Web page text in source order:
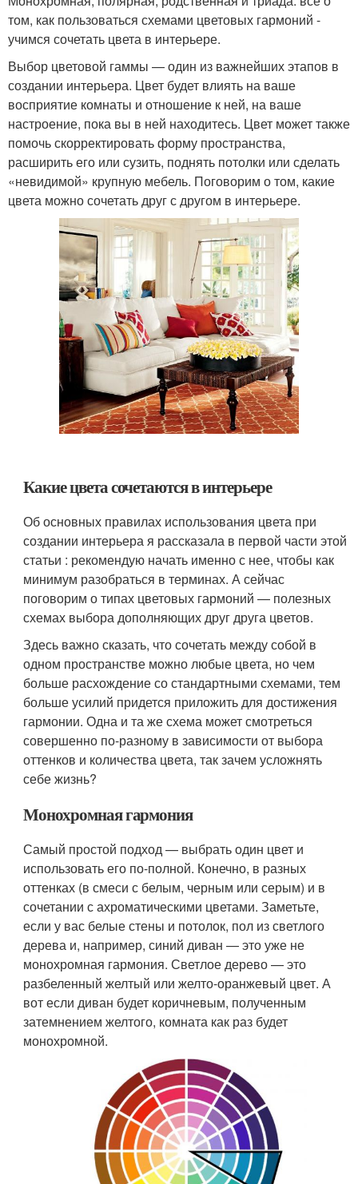
том, как пользоваться схемами цветовых гармоний -
учимся сочетать цвета в интерьере.
Выбор цветовой гаммы — один из важнейших этапов в
создании интерьера. Цвет будет влиять на ваше
восприятие комнаты и отношение к ней, на ваше
настроение, пока вы в ней находитесь. Цвет может также
помочь скорректировать форму пространства,
расширить его или сузить, поднять потолки или сделать
«невидимой» крупную мебель. Поговорим о том, какие
цвета можно сочетать друг с другом в интерьере.
Какие цвета сочетаются в интерьере
Об основных правилах использования цвета при
создании интерьера я рассказала в первой части этой
статьи : рекомендую начать именно с нее, чтобы как
минимум разобраться в терминах. А сейчас
поговорим о типах цветовых гармоний — полезных
схемах выбора дополняющих друг друга цветов.
Здесь важно сказать, что сочетать между собой в
одном пространстве можно любые цвета, но чем
больше расхождение со стандартными схемами, тем
больше усилий придется приложить для достижения
гармонии. Одна и та же схема может смотреться
совершенно по-разному в зависимости от выбора
оттенков и количества цвета, так зачем усложнять
себе жизнь?
Монохромная гармония
Самый простой подход — выбрать один цвет и
использовать его по-полной. Конечно, в разных
оттенках (в смеси с белым, черным или серым) и в
сочетании с ахроматическими цветами. Заметьте,
если у вас белые стены и потолок, пол из светлого
дерева и, например, синий диван — это уже не
монохромная гармония. Светлое дерево — это
разбеленный желтый или желто-оранжевый цвет. А
вот если диван будет коричневым, полученным
затемнением желтого, комната как раз будет
монохромной.